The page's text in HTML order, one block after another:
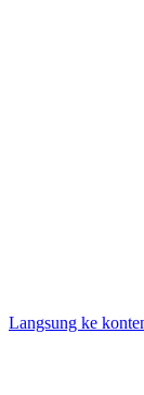
Langsung ke